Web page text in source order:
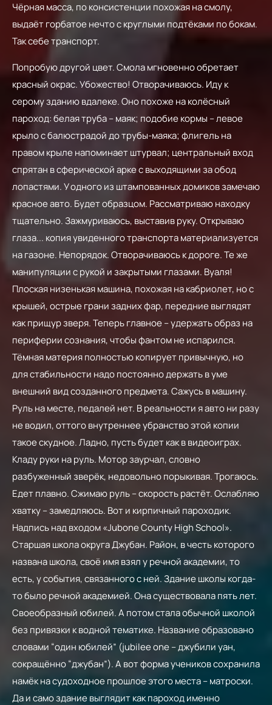
Чёрная масса, по консистенции похожая на смолу,
выдаёт горбатое нечто с круглыми подтёками по бокам.
Так себе транспорт.
Попробую другой цвет. Смола мгновенно обретает
красный окрас. Убожество! Отворачиваюсь. Иду к
серому зданию вдалеке. Оно похоже на колёсный
пароход: белая труба – маяк; подобие кормы – левое
крыло с балюстрадой до трубы-маяка; флигель на
правом крыле напоминает штурвал; центральный вход
спрятан в сферической арке с выходящими за обод
лопастями. У одного из штампованных домиков замечаю
красное авто. Будет образцом. Рассматриваю находку
тщательно. Зажмуриваюсь, выставив руку. Открываю
глаза... копия увиденного транспорта материализуется
на газоне. Непорядок. Отворачиваюсь к дороге. Те же
манипуляции с рукой и закрытыми глазами. Вуаля!
Плоская низенькая машина, похожая на кабриолет, но с
крышей, острые грани задних фар, передние выглядят
как прищур зверя. Теперь главное – удержать образ на
периферии сознания, чтобы фантом не испарился.
Тёмная материя полностью копирует привычную, но
для стабильности надо постоянно держать в уме
внешний вид созданного предмета. Сажусь в машину.
Руль на месте, педалей нет. В реальности я авто ни разу
не водил, оттого внутреннее убранство этой копии
такое скудное. Ладно, пусть будет как в видеоиграх.
Кладу руки на руль. Мотор заурчал, словно
разбуженный зверёк, недовольно порыкивая. Трогаюсь.
Едет плавно. Сжимаю руль – скорость растёт. Ослабляю
хватку – замедляюсь. Вот и кирпичный пароходик.
Надпись над входом «Jubone County High School».
Старшая школа округа Джубан. Район, в честь которого
названа школа, своё имя взял у речной академии, то
есть, у события, связанного с ней. Здание школы когда-
то было речной академией. Она существовала пять лет.
Своеобразный юбилей. А потом стала обычной школой
без привязки к водной тематике. Название образовано
словами “один юбилей” (jubilee one – джубили уан,
сокращённо “джубан”). А вот форма учеников сохранила
намёк на судоходное прошлое этого места – матроски.
Да и само здание выглядит как пароход именно